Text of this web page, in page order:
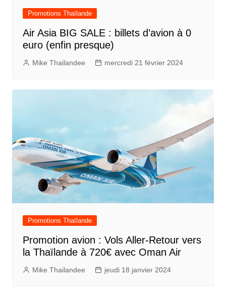
Promotions Thaïlande
Air Asia BIG SALE : billets d’avion à 0
euro (enfin presque)
Mike Thailandee mercredi 21 février 2024
Promotions Thaïlande
Promotion avion : Vols Aller-Retour vers
la Thaïlande à 720€ avec Oman Air
Mike Thailandee jeudi 18 janvier 2024